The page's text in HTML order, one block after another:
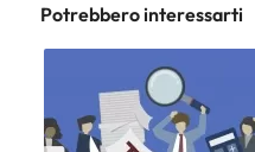
Potrebbero interessarti